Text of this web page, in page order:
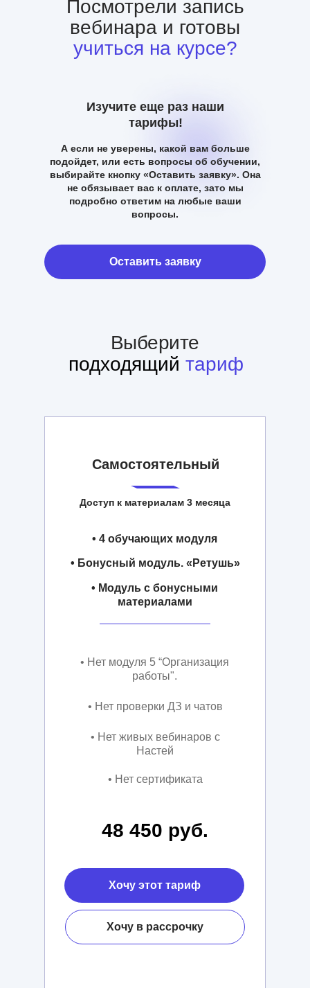
Оставить заявку
Посмотрели запись
вебинара и готовы
учиться на курсе?
Изучите еще раз наши
тарифы!
А если не уверены, какой вам больше
подойдет, или есть вопросы об обучении,
выбирайте кнопку «Оставить заявку». Она
не обязывает вас к оплате, зато мы
подробно ответим на любые ваши
вопросы.
Самостоятельный
Доступ к материалам 3 месяца
• 4 обучающих модуля
• Нет модуля 5 “Организация
работы".
• Нет проверки ДЗ и чатов
• Нет живых вебинаров с
Настей
• Нет сертификата
48 450 руб.
Хочу этот тариф
Хочу в рассрочку
• Бонусный модуль. «Ретушь»
• Модуль с бонусными
материалами
подходящий тариф
Выберите